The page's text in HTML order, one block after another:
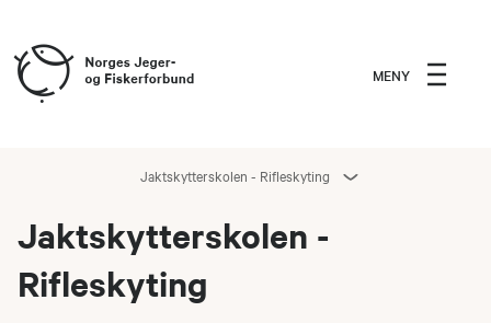
MENY
Jaktskytterskolen - Rifleskyting
Jaktskytterskolen -
Rifleskyting